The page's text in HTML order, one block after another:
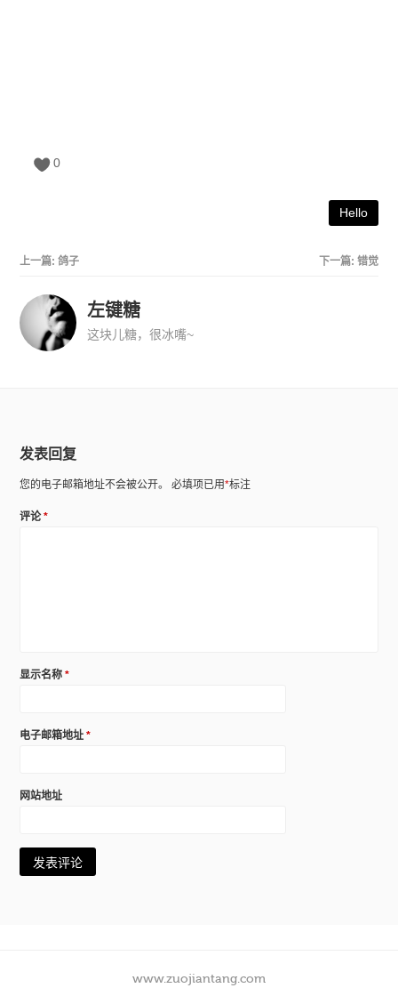
0
Hello
上一篇:鸽子 下一篇: 错觉
左键糖
这块儿糖，很冰嘴~
发表回复
您的电子邮箱地址不会被公开。 必填项已用*标注
评论*
显示名称*
电子邮箱地址*
网站地址
www.zuojiantang.com